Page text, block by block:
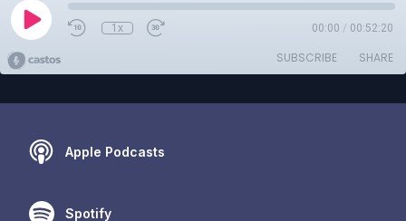
1x 00:00 / 00:52:20
SUBSCRIBE SHARE
Apple Podcasts
Spotify